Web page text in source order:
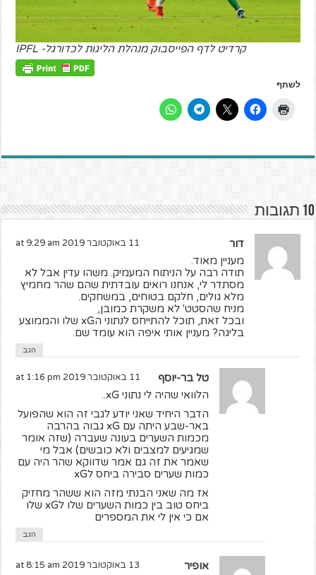
קרדיט לדף הפייסבוק מנהלת הליגות לכדורגל- IPFL
לשתף
10 תגובות
דור 11 באוקטובר 2019 at 9:29 am
מעניין מאוד.
תודה רבה על הניתוח המעמיק. משהו עדין אבל לא
מסתדר לי, אנחנו רואים עובדתית שהם שהר מחמיץ
מלא גולים, חלקם בטוחים, במשחקים.
מניח שהסטט' לא משקרת כמובן,
ובכל זאת, תוכל להתייחס לנתוני הxG שלו והממוצע
בליגה? מעניין אותי איפה הוא עומד שם.
הגב
טל בר-יוסף 11 באוקטובר 2019 at 1:16 pm
הלוואי שהיה לי נתוני xG..
הדבר היחיד שאני יודע לגבי זה הוא שהפועל
באר-שבע היתה עם xG גבוה בהרבה
מכמות השערים בעונה שעברה (שזה אומר
שמגיעים למצבים ולא כובשים) אבל מי
שאמר את זה גם אמר שדווקא שהר היה עם
כמות שערים סבירה ביחס לxG
אז מה שאני הבנתי מזה הוא ששהר מחזיק
ביחס טוב בין כמות השערים שלו לxG שלו
אם כי אין לי את המספרים
הגב
אופיר 13 באוקטובר 2019 at 8:15 am